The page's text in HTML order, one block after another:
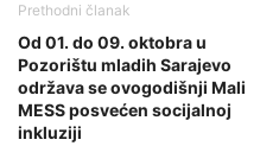
Prethodni članak
Od 01. do 09. oktobra u
Pozorištu mladih Sarajevo
održava se ovogodišnji Mali
MESS posvećen socijalnoj
inkluziji